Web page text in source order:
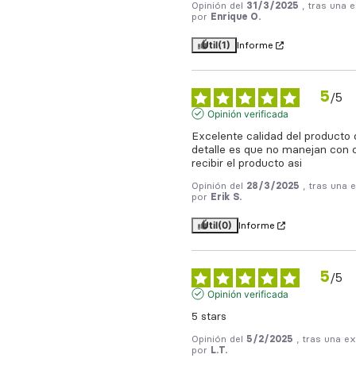
Opinión del 31/3/2025
, tras una
por
Enrique O.
Útil(1) Informe
5/5
Opinión verificada
Excelente calidad del producto
detalle es que no manejan con
recibir el producto asi
Opinión del 28/3/2025
, tras una
por
Erik S.
Útil(0) Informe
5/5
Opinión verificada
5 stars
Opinión del 5/2/2025
, tras una
por
L.T.